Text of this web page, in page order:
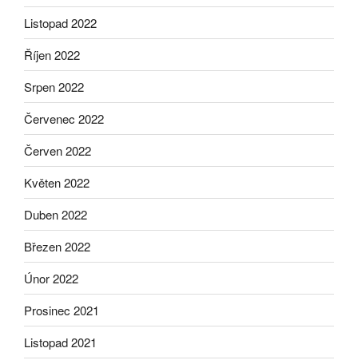
Listopad 2022
Říjen 2022
Srpen 2022
Červenec 2022
Červen 2022
Květen 2022
Duben 2022
Březen 2022
Únor 2022
Prosinec 2021
Listopad 2021